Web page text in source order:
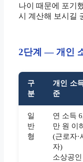
나이 때문에 포기
시 계산해 보시길
2단계 — 개인
구
분
개인 소
준
일
반
형
연 소득
만 원 이
(근로자·
자)
소상공인